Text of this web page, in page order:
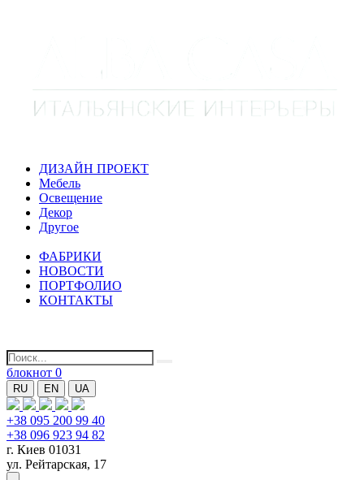
ДИЗАЙН ПРОЕКТ
Мебель
Освещение
Декор
Другое
ФАБРИКИ
НОВОСТИ
ПОРТФОЛИО
КОНТАКТЫ
блокнот 0
RU EN UA
+38 095 200 99 40
+38 096 923 94 82
г. Киев 01031
ул. Рейтарская, 17